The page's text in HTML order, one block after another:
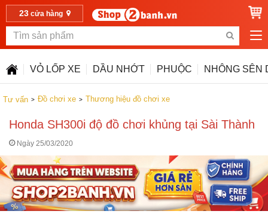
23cửa hàng
VỎ LỐP XE DẦU NHỚT PHUỘC NHÔNG SÊN
Tư vấn Đồ chơi xe Thương hiệu đồ chơi xe
Honda SH300i độ đồ chơi khủng tại Sài Thành
Ngày 25/03/2020